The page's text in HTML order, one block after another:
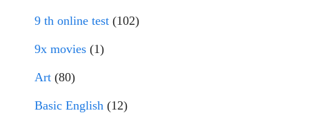
9 th online test (102)
9x movies (1)
Art (80)
Basic English (12)